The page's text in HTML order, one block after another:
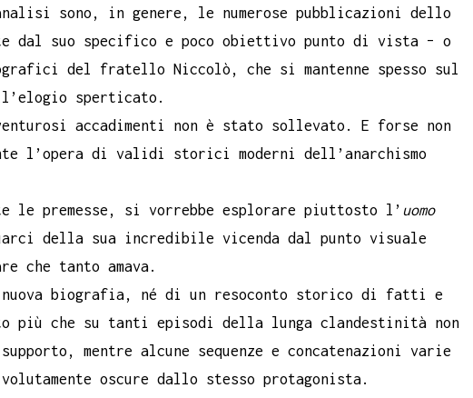
sono, in genere, le numerose pubblicazioni dello
dal suo specifico e poco obiettivo punto di vista – o
del fratello Niccolò, che si mantenne spesso sul
sperticato.
accadimenti non è stato sollevato. E forse non
l’opera di validi storici moderni dell’anarchismo
le premesse, si vorrebbe esplorare piuttosto l’ uomo
della sua incredibile vicenda dal punto visuale
che tanto amava.
biografia, né di un resoconto storico di fatti e
più che su tanti episodi della lunga clandestinità non
supporto, mentre alcune sequenze e concatenazioni varie
oscure dallo stesso protagonista.